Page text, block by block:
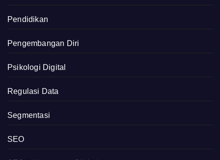
Pendidikan
Pengembangan Diri
Psikologi Digital
Regulasi Data
Segmentasi
SEO